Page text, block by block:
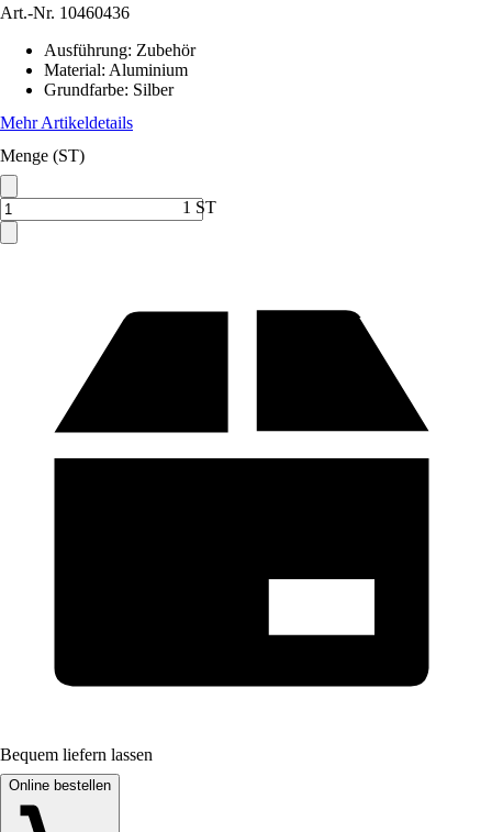
Art.-Nr. 10460436
Ausführung: Zubehör
Material: Aluminium
Grundfarbe: Silber
Mehr Artikeldetails
Menge (ST)
1 ST
Bequem liefern lassen
Online bestellen